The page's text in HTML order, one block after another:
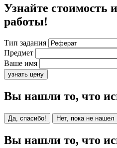
Узнайте стоимость
работы!
Тип задания
Предмет
Ваше имя
узнать цену
Вы нашли то, что
Да, спасибо! Нет, пока не нашел
Вы нашли то, что